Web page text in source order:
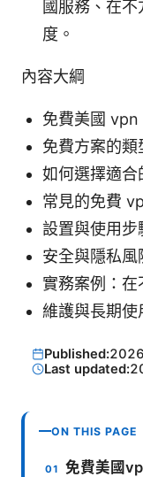
國服務、在
度。
內容大綱
免費美國 vpn
免費方案的類
如何選擇適
常見的免費
設置與使用步
安全與隱私風
實務案例：
維護與長期使
Published:
Last updated:
ON THIS PAGE
免費美國